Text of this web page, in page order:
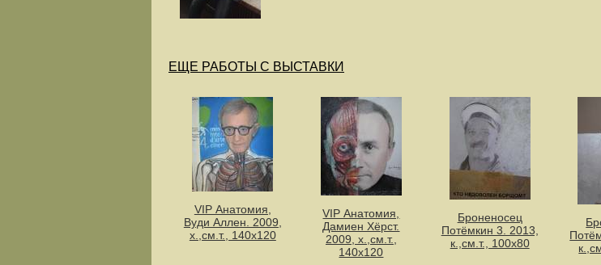
ЕЩЕ РАБОТЫ С ВЫСТАВКИ
VIP Анатомия,
Вуди Аллен. 2009,
х.,см.т., 140х120
VIP Анатомия,
Дамиен Хёрст.
2009, х.,см.т.,
140х120
Броненосец
Потёмкин 3. 2013,
к.,см.т., 100х80